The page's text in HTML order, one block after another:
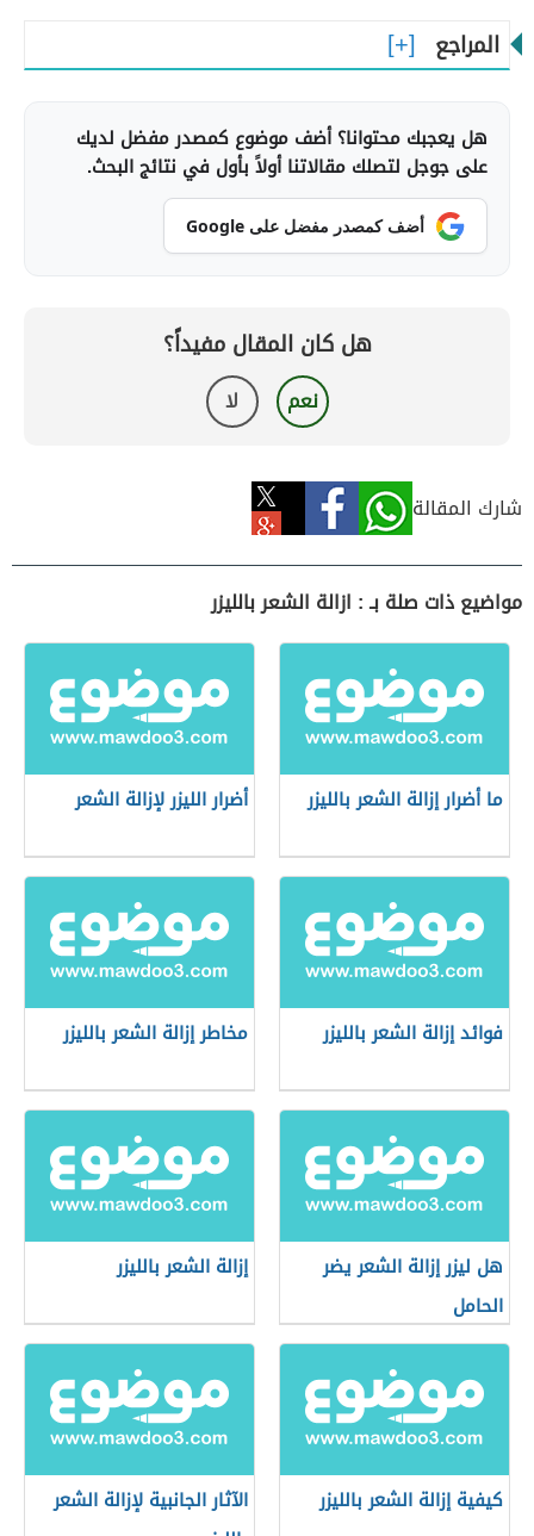
المراجع
هل يعجبك محتوانا؟ أضف موضوع كمصدر مفضل لديك
على جوجل لتصلك مقالاتنا أولاً بأول في نتائج البحث.
أضف كمصدر مفضل على Google
هل كان المقال مفيداً؟
نعم لا
شارك المقالة
مواضيع ذات صلة بـ : ازالة الشعر بالليزر
ما أضرار إزالة الشعر بالليزر أضرار الليزر لإزالة الشعر
فوائد إزالة الشعر بالليزر مخاطر إزالة الشعر بالليزر
هل ليزر إزالة الشعر يضر
الحامل
إزالة الشعر بالليزر
كيفية إزالة الشعر بالليزر
الآثار الجانبية لإزالة الشعر